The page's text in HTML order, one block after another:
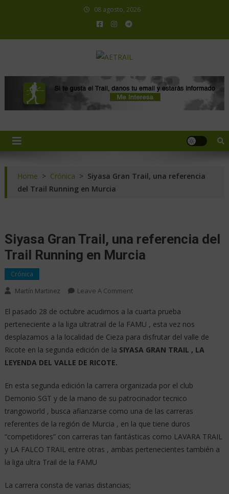
08 agosto, 2026
Home > Crónica > Siyasa Gran Trail, una referencia
del Trail Running en Murcia
Siyasa Gran Trail, una referencia del
Trail Running en Murcia
Crónica
Martín Martinez Leave A Comment
El pasado 28 de octubre acudimos a la cuarta prueba
perteneciente a la liga ultratrail de la FAMU , esta vez nos
desplazamos a la localidad de Cieza para disfrutar del valle de
Ricote en la segunda edición de la SIYASA GRAN TRAIL , LA
LEYENDA DEL VALLE DE RICOTE.
En esta segunda edición la carrera organizada por el club
Demonio SGT y de la mano de su patrocinador tecnico
trangoworld , busca afianzarse como una de las carreras
referentes de la región de Murcia , en la que tiene duros
“competidores” con carreras tan fantásticas como LAVARA TRAIL
y LA FALCO TRAIL entre otras , ambas pertenecientes también a
la liga ultra Trail de la FAMU
La carrera consta de varias distancias;